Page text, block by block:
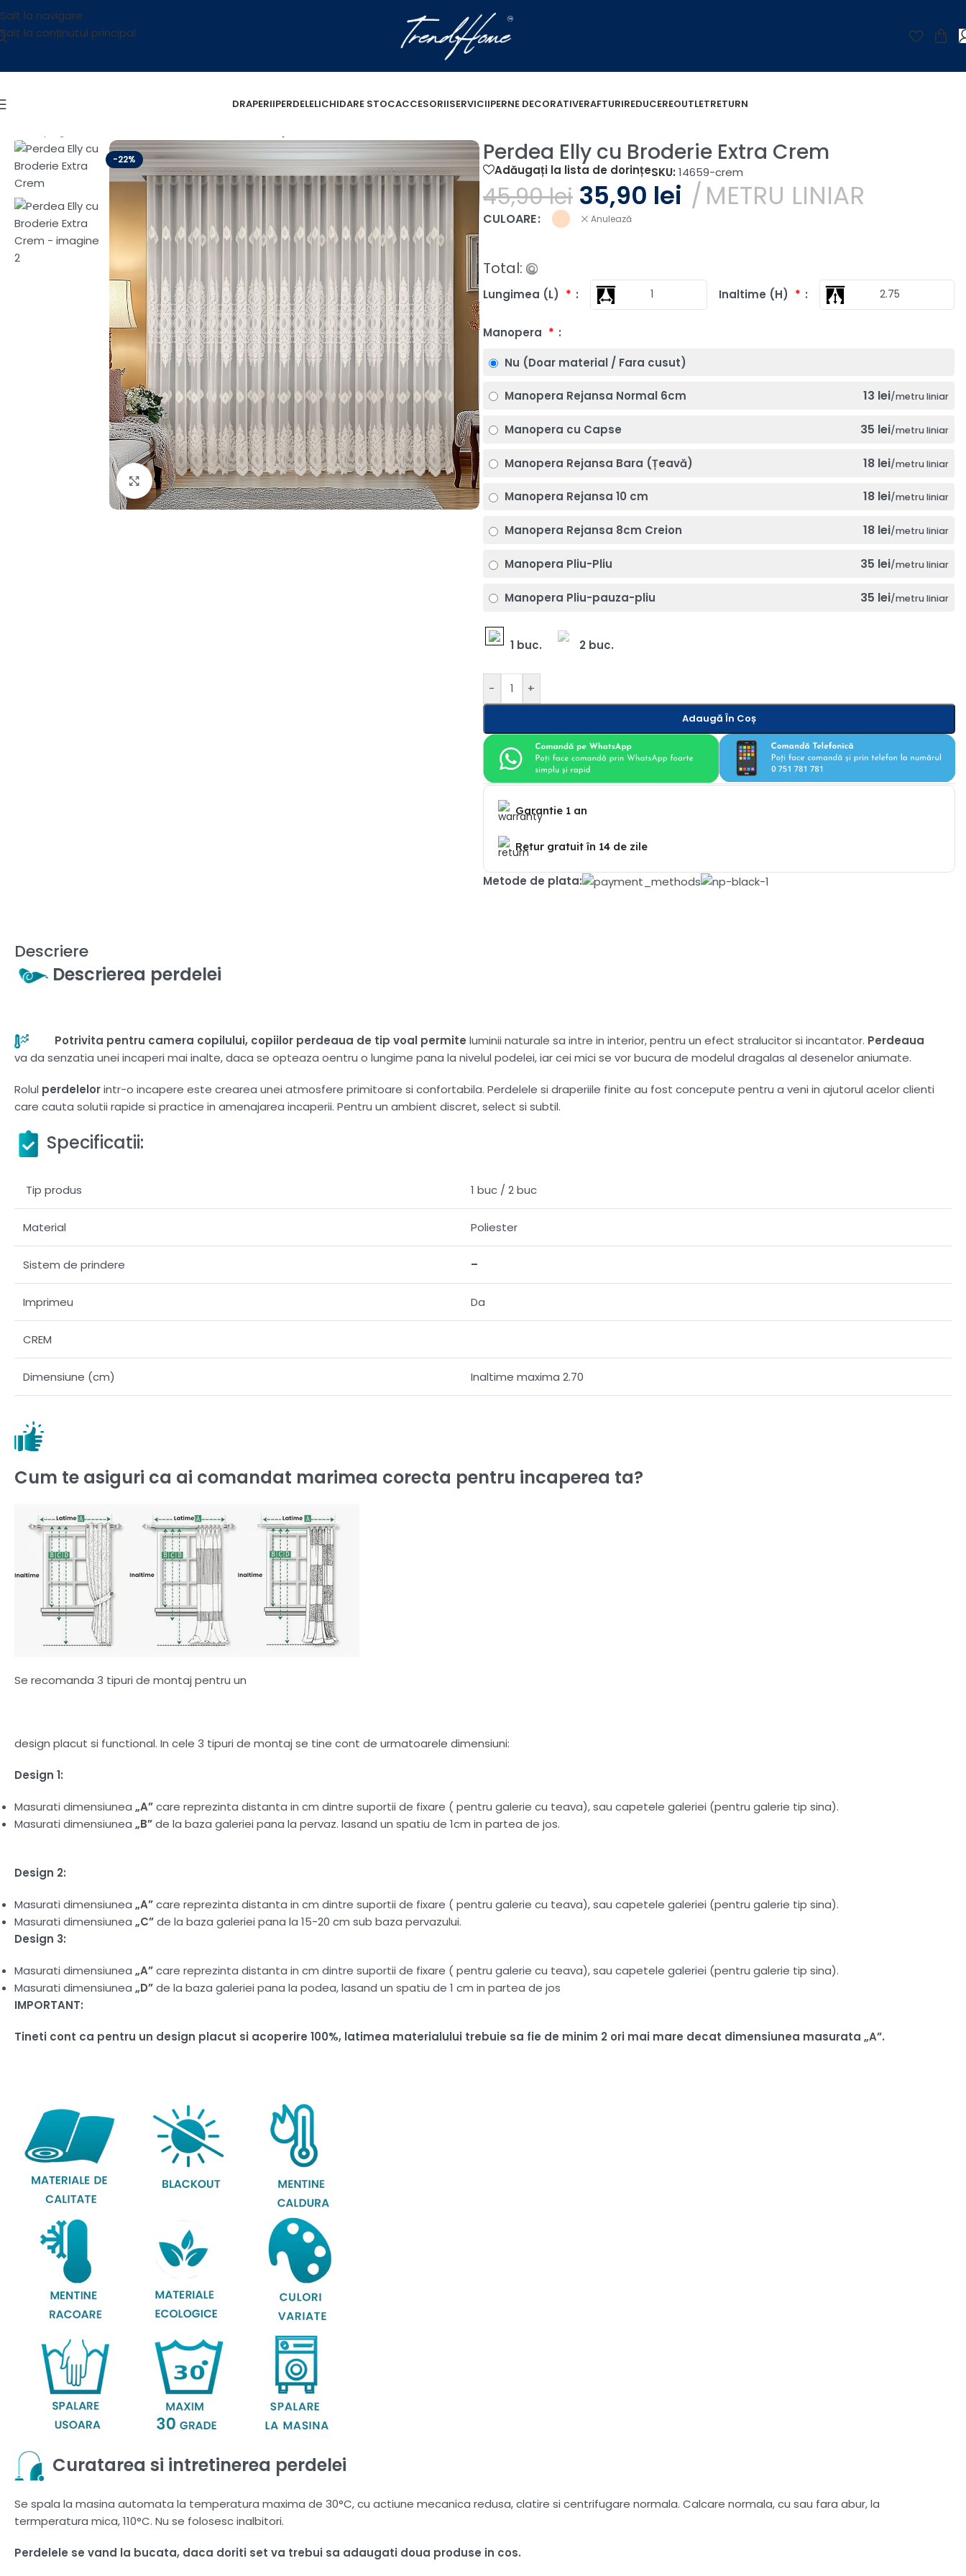
Salt la navigare
Salt la conținutul principal
DRAPERIIPERDELELICHIDARE STOCACCESORIISERVICIIPERNE DECORATIVERAFTURIREDUCEREOUTLETRETURN
-22%
Fă clic pentru a mări
Perdea Elly cu Broderie Extra Crem
Adăugați la lista de dorințeSKU: 14659-crem
45,90lei 35,90 lei METRU LINIAR
CULOARE Anulează
Lungimea (L) * Inaltime (H) *
Manopera *
Nu (Doar material / Fara cusut)
Manopera Rejansa Normal 6cm 13 lei/metru liniar
Manopera cu Capse 35 lei/metru liniar
Manopera Rejansa Bara (Țeavă) 18 lei/metru liniar
Manopera Rejansa 10 cm 18 lei/metru liniar
Manopera Rejansa 8cm Creion 18 lei/metru liniar
Manopera Pliu-Pliu 35 lei/metru liniar
Manopera Pliu-pauza-pliu 35 lei/metru liniar
1 buc. 2 buc.
- +
Adaugă În Coș
Total:
Garantie 1 an
Retur gratuit în 14 de zile
Metode de plata:
Descriere
Descrierea perdelei
Potrivita pentru camera copilului, copiilor perdeaua de tip voal permite luminii naturale sa intre in interior, pentru un efect stralucitor si incantator. Perdeaua
va da senzatia unei incaperi mai inalte, daca se opteaza oentru o lungime pana la nivelul podelei, iar cei mici se vor bucura de modelul dragalas al desenelor aniumate.
Rolul perdelelorintr-o incapere este crearea unei atmosfere primitoare si confortabila. Perdelele si draperiile finite au fost concepute pentru a veni in ajutorul acelor clienti
care cauta solutii rapide si practice in amenajarea incaperii. Pentru un ambient discret, select si subtil.
Specificatii:
Tip produs 1 buc / 2 buc
Material Poliester
Sistem de prindere –
Imprimeu Da
CREM
Dimensiune (cm) Inaltime maxima 2.70
Cum te asiguri ca ai comandat marimea corecta pentru incaperea ta?
Se recomanda 3 tipuri de montaj pentru un
design placut si functional. In cele 3 tipuri de montaj se tine cont de urmatoarele dimensiuni:
Design 1:
Masurati dimensiunea „A”care reprezinta distanta in cm dintre suportii de fixare ( pentru galerie cu teava), sau capetele galeriei (pentru galerie tip sina).
Masurati dimensiunea „B”de la baza galeriei pana la pervaz. lasand un spatiu de 1cm in partea de jos.
Design 2:
Masurati dimensiunea „A”care reprezinta distanta in cm dintre suportii de fixare ( pentru galerie cu teava), sau capetele galeriei (pentru galerie tip sina).
Masurati dimensiunea „C”de la baza galeriei pana la 15-20 cm sub baza pervazului.
Design 3:
Masurati dimensiunea „A”care reprezinta distanta in cm dintre suportii de fixare ( pentru galerie cu teava), sau capetele galeriei (pentru galerie tip sina).
Masurati dimensiunea „D”de la baza galeriei pana la podea, lasand un spatiu de 1 cm in partea de jos
IMPORTANT:
Tineti cont ca pentru un design placut si acoperire 100%, latimea materialului trebuie sa fie de minim 2 ori mai mare decat dimensiunea masurata „A”.
Curatarea si intretinerea perdelei
Se spala la masina automata la temperatura maxima de 30°C, cu actiune mecanica redusa, clatire si centrifugare normala. Calcare normala, cu sau fara abur, la
termperatura mica, 110°C. Nu se folosesc inalbitori.
Perdelele se vand la bucata, daca doriti set va trebui sa adaugati doua produse in cos.